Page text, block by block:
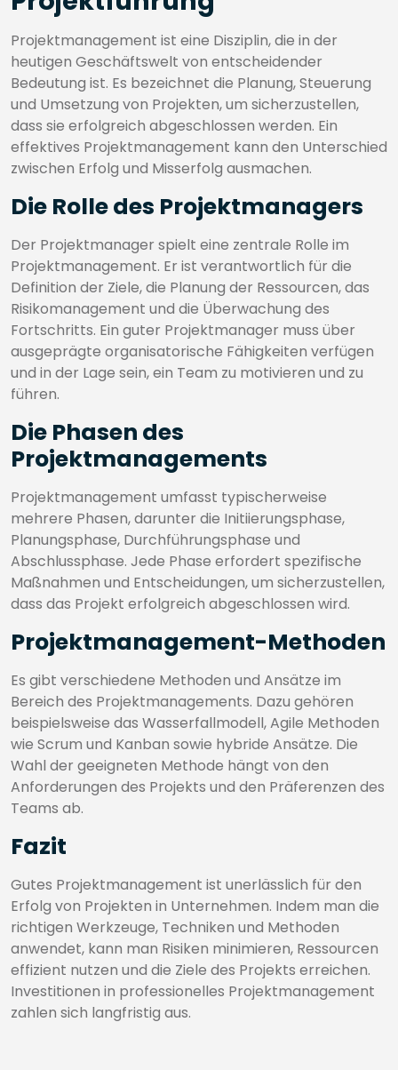
Projektmanagement ist eine Disziplin, die in der
heutigen Geschäftswelt von entscheidender
Bedeutung ist. Es bezeichnet die Planung, Steuerung
und Umsetzung von Projekten, um sicherzustellen,
dass sie erfolgreich abgeschlossen werden. Ein
effektives Projektmanagement kann den Unterschied
zwischen Erfolg und Misserfolg ausmachen.
Die Rolle des Projektmanagers
Der Projektmanager spielt eine zentrale Rolle im
Projektmanagement. Er ist verantwortlich für die
Definition der Ziele, die Planung der Ressourcen, das
Risikomanagement und die Überwachung des
Fortschritts. Ein guter Projektmanager muss über
ausgeprägte organisatorische Fähigkeiten verfügen
und in der Lage sein, ein Team zu motivieren und zu
führen.
Die Phasen des
Projektmanagements
Projektmanagement umfasst typischerweise
mehrere Phasen, darunter die Initiierungsphase,
Planungsphase, Durchführungsphase und
Abschlussphase. Jede Phase erfordert spezifische
Maßnahmen und Entscheidungen, um sicherzustellen,
dass das Projekt erfolgreich abgeschlossen wird.
Projektmanagement-Methoden
Es gibt verschiedene Methoden und Ansätze im
Bereich des Projektmanagements. Dazu gehören
beispielsweise das Wasserfallmodell, Agile Methoden
wie Scrum und Kanban sowie hybride Ansätze. Die
Wahl der geeigneten Methode hängt von den
Anforderungen des Projekts und den Präferenzen des
Teams ab.
Fazit
Gutes Projektmanagement ist unerlässlich für den
Erfolg von Projekten in Unternehmen. Indem man die
richtigen Werkzeuge, Techniken und Methoden
anwendet, kann man Risiken minimieren, Ressourcen
effizient nutzen und die Ziele des Projekts erreichen.
Investitionen in professionelles Projektmanagement
zahlen sich langfristig aus.